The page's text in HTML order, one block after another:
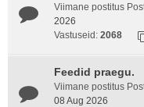
Viimane postitus
2026
Vastuseid: 2068
Feedid praegu.
Viimane postitus
08 Aug 2026